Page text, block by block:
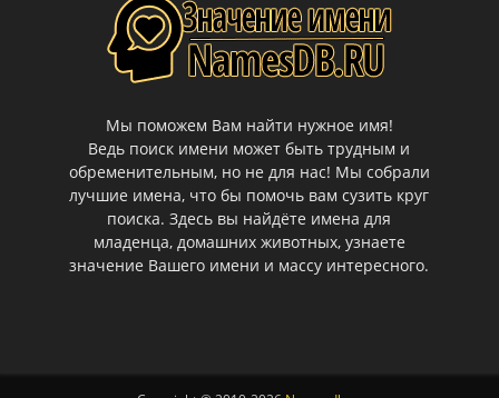
Мы поможем Вам найти нужное имя!
Ведь поиск имени может быть трудным и
обременительным, но не для нас! Мы собрали
лучшие имена, что бы помочь вам сузить круг
поиска. Здесь вы найдёте имена для
младенца, домашних животных, узнаете
значение Вашего имени и массу интересного.